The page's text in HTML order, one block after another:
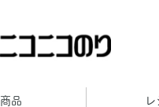
商品